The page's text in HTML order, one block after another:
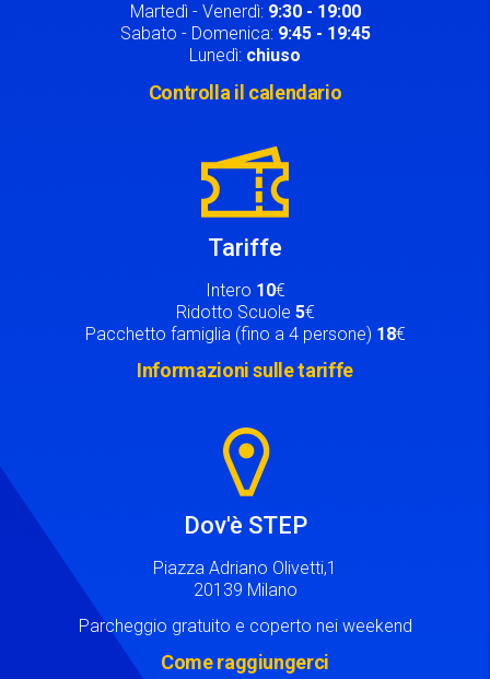
Martedì - Venerdì: 9:30 - 19:00
Sabato - Domenica: 9:45 - 19:45
Lunedì: chiuso
Controlla il calendario
Tariffe
Intero 10€
Ridotto Scuole 5€
Pacchetto famiglia (fino a 4 persone) 18€
Informazioni sulle tariffe
Dov'è STEP
Piazza Adriano Olivetti,1
20139 Milano
Parcheggio gratuito e coperto nei weekend
Come raggiungerci